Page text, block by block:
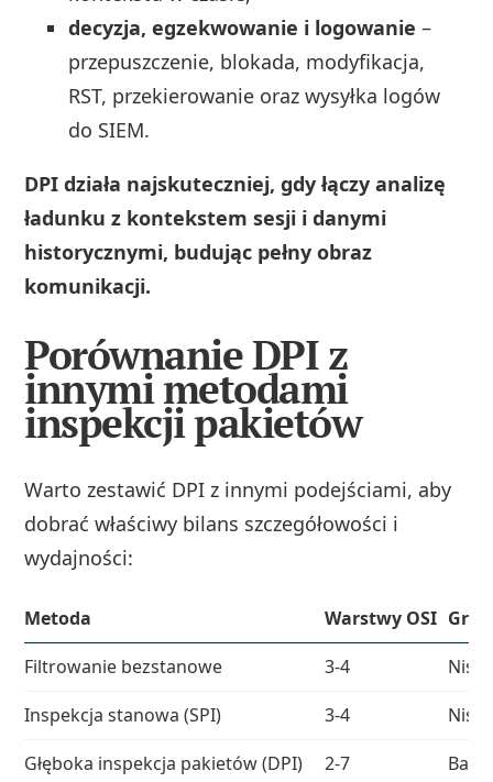
decyzja, egzekwowanie i logowanie –
przepuszczenie, blokada, modyfikacja,
RST, przekierowanie oraz wysyłka logów
do SIEM.
DPI działa najskuteczniej, gdy łączy analizę
ładunku z kontekstem sesji i danymi
historycznymi, budując pełny obraz
komunikacji.
Porównanie DPI z
innymi metodami
inspekcji pakietów
Warto zestawić DPI z innymi podejściami, aby
dobrać właściwy bilans szczegółowości i
wydajności:
Metoda Warstwy OSI
Filtrowanie bezstanowe
3-4
Inspekcja stanowa (SPI)
3-4
Głęboka inspekcja pakietów (DPI)
2-7